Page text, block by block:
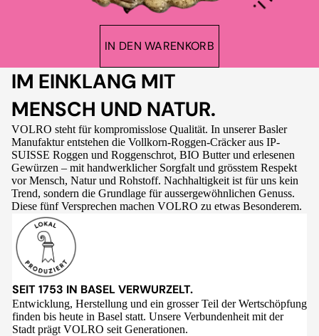
IN DEN WARENKORB
IM EINKLANG MIT
MENSCH UND NATUR.
VOLRO steht für kompromisslose Qualität. In unserer Basler
Manufaktur entstehen die Vollkorn-Roggen-Cräcker aus IP-
SUISSE Roggen und Roggenschrot, BIO Butter und erlesenen
Gewürzen – mit handwerklicher Sorgfalt und grösstem Respekt
vor Mensch, Natur und Rohstoff. Nachhaltigkeit ist für uns kein
Trend, sondern die Grundlage für aussergewöhnlichen Genuss.
Diese fünf Versprechen machen VOLRO zu etwas Besonderem.
SEIT 1753 IN BASEL VERWURZELT.
Entwicklung, Herstellung und ein grosser Teil der Wertschöpfung
finden bis heute in Basel statt. Unsere Verbundenheit mit der
Stadt prägt VOLRO seit Generationen.